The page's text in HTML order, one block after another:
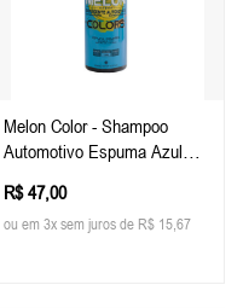
Melon Color - Shampoo
Automotivo Espuma Azul
R$ 47,00
ou em 3x sem juros de R$ 15,67